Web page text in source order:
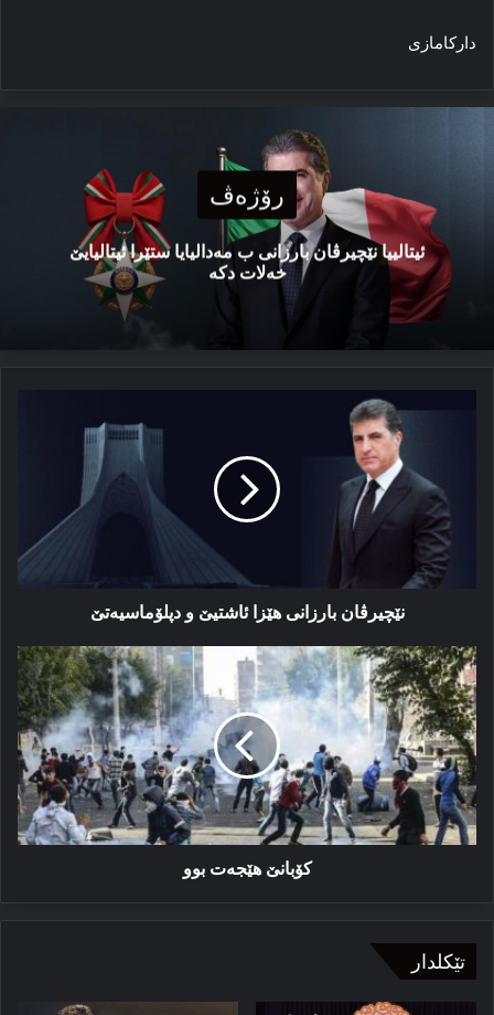
دارکامازی
رۆژەڤ
ئیتالییا نێچیرڤان بارزانی ب مەدالیایا ستێرا ئیتالیایێ
خەلات دکە
نێچیرڤان
ئاشتیێ
دپلۆماسیەتێ
نێچیرڤان بارزانی هێزا ئاشتیێ و دپلۆماسیەتێ
کۆبانێ
هێجەت
بوو
کۆبانێ هێجەت بوو
تێکلدار